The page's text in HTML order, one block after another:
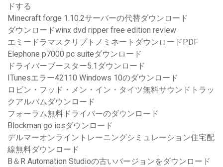
ドする
Minecraft forge 1.10.2サーバーの代替ダウンロード
ダウンロードwinx dvd ripper free edition review
エミードラマスクリプトノミネートダウンロードPDF
Elephone p7000 pc suiteダウンロード
ドライバーブースター5.1ダウンロード
ITunesエラー42110 Windows 10のダウンロード
ロビン・フッド・メン・イン・タイツ無料サウンドトラッ
クアルバムダウンロード
フォーラム無料ドライバーのダウンロード
Blockman go iosダウンロード
デルマーオンライントレーニングシミュレーション住宅配
線無料ダウンロード
B＆R Automation Studioの古いバージョンをダウンロード